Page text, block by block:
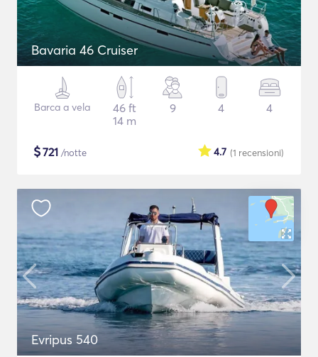
Bavaria 46 Cruiser
Barca a vela
46 ft
14 m
9 4 4
$721 /notte (1 recensioni)
4.7
Evripus 540